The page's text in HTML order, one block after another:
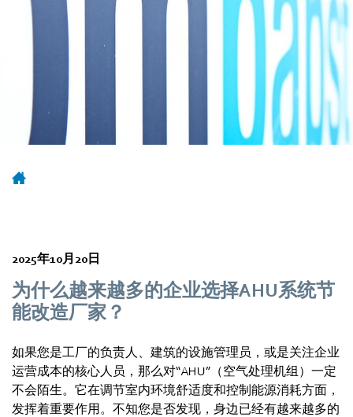
2025年10月20日
为什么越来越多的企业选择AHU系统节
能改造厂家？
如果您是工厂的负责人、建筑的设施管理员，或是关注企业
运营成本的核心人员，那么对“AHU”（空气处理机组）一定
不会陌生。它在调节室内环境舒适度和控制能源消耗方面，
发挥着重要作用。不知您是否发现，身边已经有越来越多的